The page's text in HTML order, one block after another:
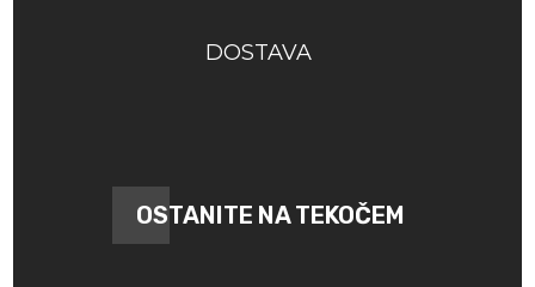
DOSTAVA
OSTANITE NA TEKOČEM